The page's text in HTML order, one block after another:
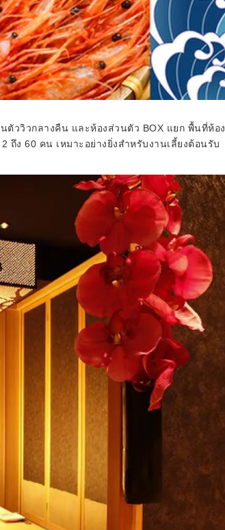
ววิวกลางคืน และห้องส่วนตัว BOX แยก พื้นที่ห้อง
ง 60 คน เหมาะอย่างยิ่งสำหรับงานเลี้ยงต้อนรับ